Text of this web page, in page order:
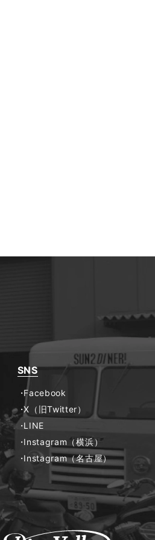
SNS
Facebook
X（旧Twitter）
LINE
Instagram（横浜）
Instagram（名古屋）